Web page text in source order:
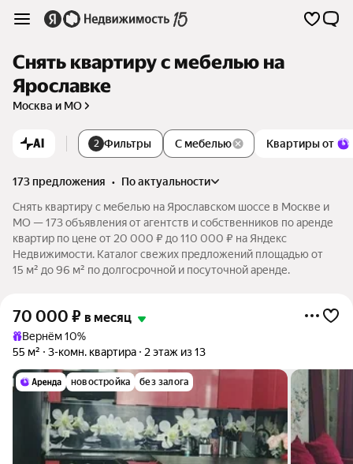
Снять квартиру с мебелью на
Ярославке
Москва и МО
AI 2 Фильтры Квартиры от
С мебелью
173 предложения •
по актуальности
Снять квартиру с мебелью на Ярославском шоссе в Москве и
МО — 173 объявления от агентств и собственников по аренде
квартир по цене от 20 000 ₽ до 110 000 ₽ на Яндекс
Недвижимости. Каталог свежих предложений площадью от
15 м² до 96 м² по долгосрочной и посуточной аренде.
70 000 ₽ в месяц
Вернём 10%
55 м²
3-комн. квартира 2 этаж из 13
новостройка без залога